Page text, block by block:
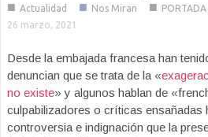
■ Actualidad ■ Nos Miran ■ PORTADA
26 marzo, 2021
Desde la embajada francesa han
denuncian que se trata de la «
no existe» y algunos hablan de
culpabilizadores o críticas ensañadas
controversia e indignación que la